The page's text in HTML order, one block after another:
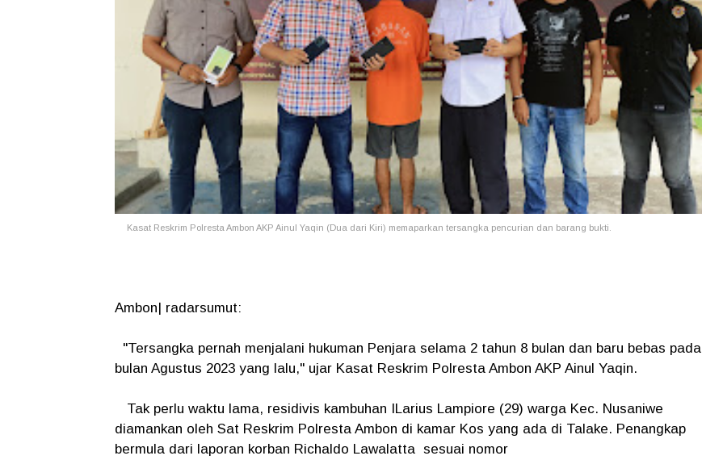
Kasat Reskrim Polresta Ambon AKP Ainul Yaqin (Dua dari Kiri) memaparkan tersangka pencurian dan barang bukti.
Ambon| radarsumut:
"Tersangka pernah menjalani hukuman Penjara selama 2 tahun 8 bulan dan baru bebas pada
bulan Agustus 2023 yang lalu," ujar Kasat Reskrim Polresta Ambon AKP Ainul Yaqin.
Tak perlu waktu lama, residivis kambuhan ILarius Lampiore (29) warga Kec. Nusaniwe
diamankan oleh Sat Reskrim Polresta Ambon di kamar Kos yang ada di Talake. Penangkap
bermula dari laporan korban Richaldo Lawalatta sesuai nomor